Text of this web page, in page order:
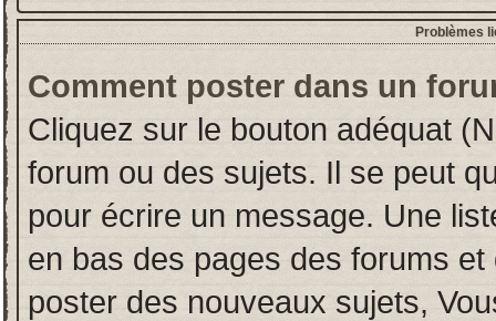
Problèmes
Comment poster dans un
Cliquez sur le bouton adéquat
forum ou des sujets. Il se peut
pour écrire un message. Une
en bas des pages des forums
poster des nouveaux sujets,